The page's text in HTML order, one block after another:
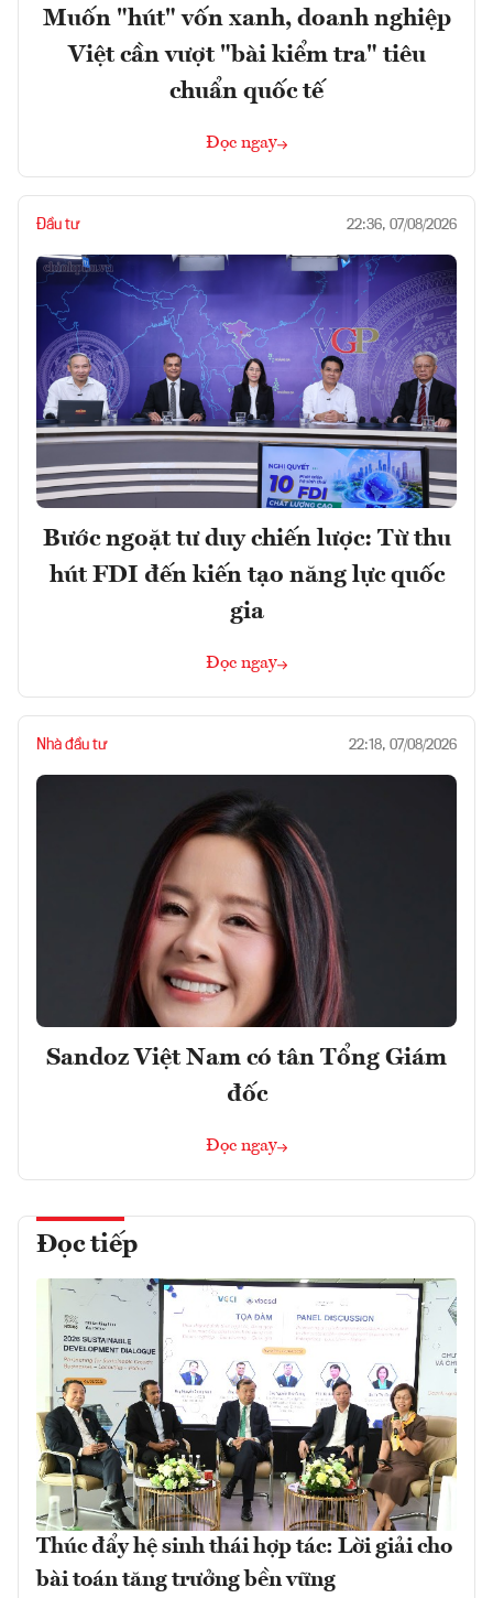
Muốn "hút" vốn xanh, doanh nghiệp
Việt cần vượt "bài kiểm tra" tiêu
chuẩn quốc tế
Đọc ngay
Đầu tư 22:36, 07/08/2026
Bước ngoặt tư duy chiến lược: Từ thu
hút FDI đến kiến tạo năng lực quốc
gia
Đọc ngay
Nhà đầu tư 22:18, 07/08/2026
Sandoz Việt Nam có tân Tổng Giám
đốc
Đọc ngay
Đọc tiếp
Thúc đẩy hệ sinh thái hợp tác: Lời giải cho
bài toán tăng trưởng bền vững